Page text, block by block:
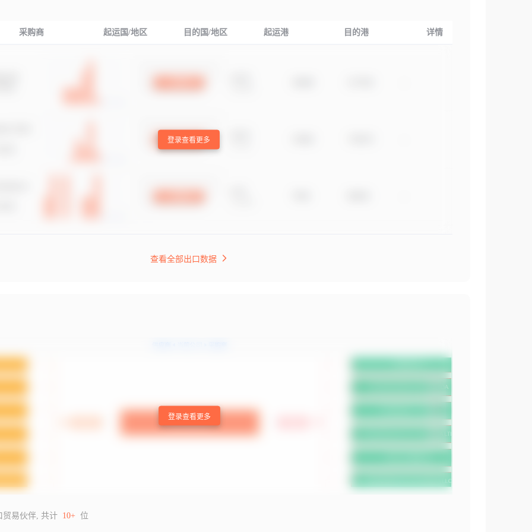
采购商 起运国/地区 目的国/地区 起运港 目的港 详情
登录查看更多
查看全部出口数据
登录查看更多
贸易伙伴, 共计 10+ 位